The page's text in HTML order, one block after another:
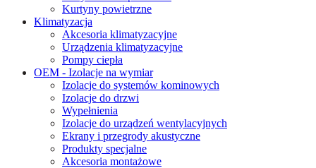
Kurtyny powietrzne
Klimatyzacja
Akcesoria klimatyzacyjne
Urządzenia klimatyzacyjne
Pompy ciepła
OEM - Izolacje na wymiar
Izolacje do systemów kominowych
Izolacje do drzwi
Wypełnienia
Izolacje do urządzeń wentylacyjnych
Ekrany i przegrody akustyczne
Produkty specjalne
Akcesoria montażowe